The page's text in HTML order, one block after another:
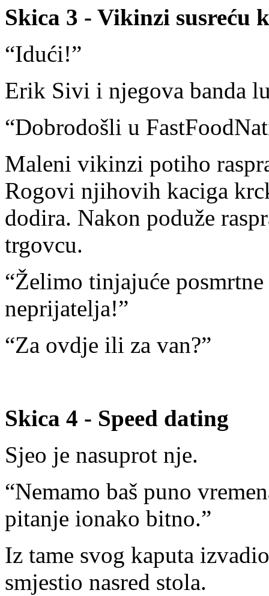
Skica 3 - Vikinzi susreću
“Idući!”
Erik Sivi i njegova banda
“Dobrodošli u
Maleni vikinzi potiho
Rogovi njihovih kaciga
dodira. Nakon poduže
trgovcu.
“Želimo tinjajuće
neprijatelja!”
“Za ovdje ili za van?”
Skica 4 - Speed dating
Sjeo je nasuprot nje.
“Nemamo baš puno
pitanje ionako bitno.”
Iz tame svog kaputa
smjestio nasred stola.